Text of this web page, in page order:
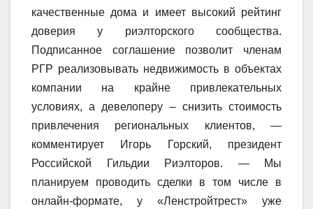
качественные дома и имеет высокий рейтинг
доверия у риэлторского сообщества.
Подписанное соглашение позволит членам
РГР реализовывать недвижимость в объектах
компании на крайне привлекательных
условиях, а девелоперу – снизить стоимость
привлечения региональных клиентов, —
комментирует Игорь Горский, президент
Российской Гильдии Риэлторов. — Мы
планируем проводить сделки в том числе в
онлайн-формате, у «Ленстройтрест» уже